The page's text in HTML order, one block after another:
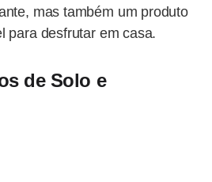
mas também um produto
para desfrutar em casa.
de Solo e